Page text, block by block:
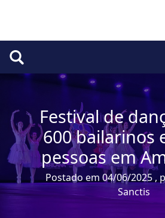
Festival de
600 bailarinos
pessoas em
Postado em 04/06/2025 ,
Sanctis